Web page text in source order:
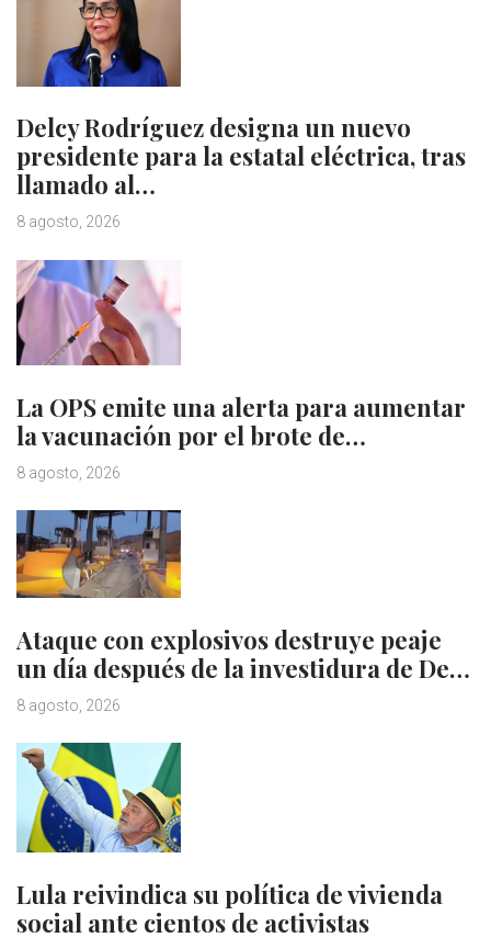
Delcy Rodríguez designa un nuevo
presidente para la estatal eléctrica, tras
llamado al…
8 agosto, 2026
La OPS emite una alerta para aumentar
la vacunación por el brote de…
8 agosto, 2026
Ataque con explosivos destruye peaje
un día después de la investidura de De…
8 agosto, 2026
Lula reivindica su política de vivienda
social ante cientos de activistas